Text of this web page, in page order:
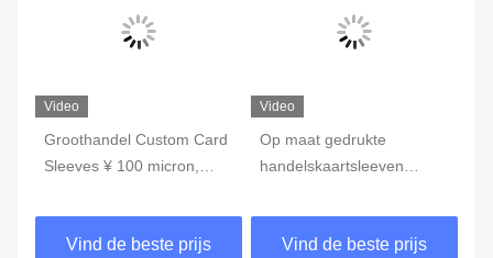
Video
Groothandel Custom Card
Sleeves ¥ 100 micron,
Printing, Bescherm en laat
uw kaarten zien
Vind de beste prijs
Video
Op maat gedrukte
handelskaartsleeven
accessoires voor
klantvereisten
Vind de beste prijs